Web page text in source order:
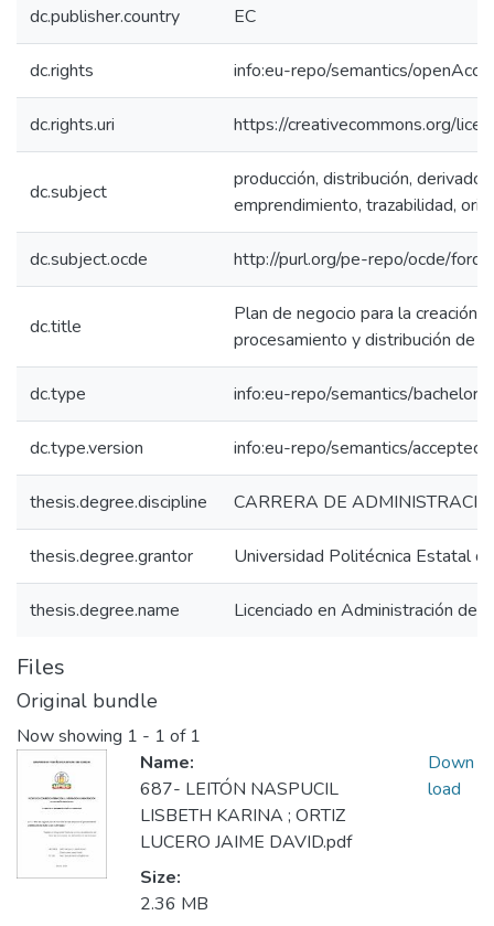
dc.publisher.country EC
dc.rights info:eu-repo/semantics/
dc.rights.uri https://creativecommons.org/
dc.subject
producción, distribución,
emprendimiento, trazabilidad,
dc.subject.ocde http://purl.org/pe-repo/ocde/
dc.title
Plan de negocio para la creación
procesamiento y distribución de
dc.type info:eu-repo/semantics/
dc.type.version info:eu-repo/semantics/
thesis.degree.discipline CARRERA DE
thesis.degree.grantor Universidad Politécnica Estatal
thesis.degree.name Licenciado en Administración de
Files
Original bundle
Now showing 1 - 1 of 1
Name:
687- LEITÓN NASPUCIL
LISBETH KARINA ; ORTIZ
LUCERO JAIME DAVID.pdf
Size:
2.36 MB
Down
load